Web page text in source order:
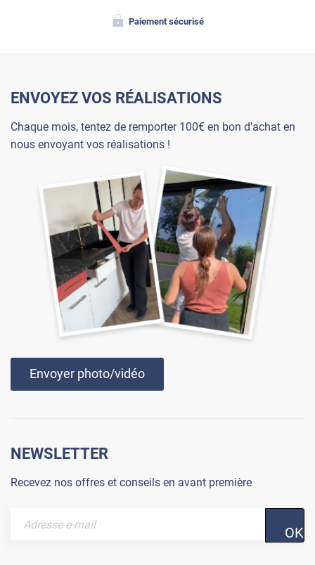
Paiement sécurisé
ENVOYEZ VOS RÉALISATIONS
Chaque mois, tentez de remporter 100€ en bon d'achat en
nous envoyant vos réalisations !
Envoyer photo/vidéo
NEWSLETTER
Recevez nos offres et conseils en avant première
OK